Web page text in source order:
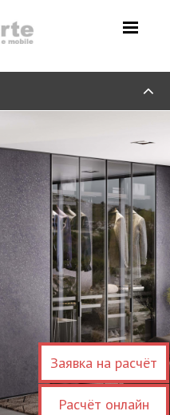
Заявка на расчёт
Расчёт онлайн